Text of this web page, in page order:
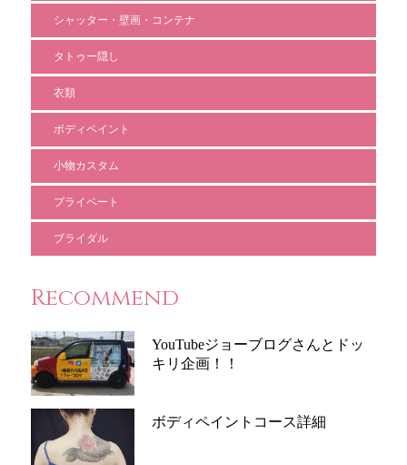
シャッター・壁画・コンテナ
タトゥー隠し
衣類
ボディペイント
小物カスタム
プライベート
ブライダル
Recommend
YouTubeジョーブログさんとドッ
キリ企画！！
ボディペイントコース詳細